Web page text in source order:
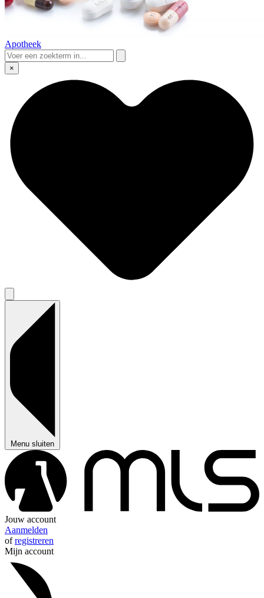
Apotheek
×
Menu sluiten
Jouw account
Aanmelden
ofregistreren
Mijn account